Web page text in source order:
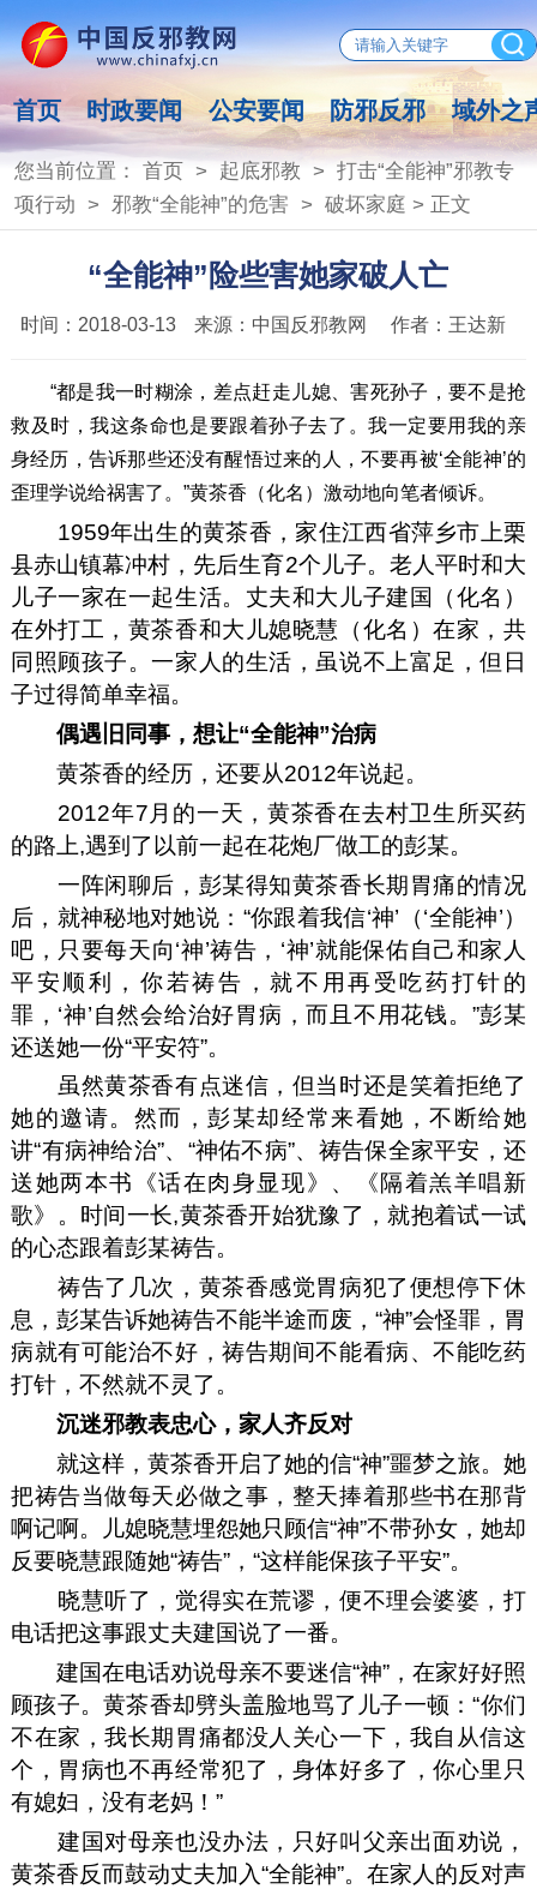
首页 时政要闻 公安要闻 防邪反邪 域外之
您当前位置： 首页> 起底邪教 > 打击“全能神”邪教专
项行动 > 邪教“全能神”的危害 > 破坏家庭 > 正文
“全能神”险些害她家破人亡
时间： 2018-03-13 来源： 中国反邪教网 作者： 王达新
“都是我一时糊涂，差点赶走儿媳、害死孙子，要不是抢
救及时，我这条命也是要跟着孙子去了。我一定要用我的亲
身经历，告诉那些还没有醒悟过来的人，不要再被‘全能神’的
歪理学说给祸害了。”黄茶香（化名）激动地向笔者倾诉。
1959年出生的黄茶香，家住江西省萍乡市上栗
县赤山镇幕冲村，先后生育2个儿子。老人平时和大
儿子一家在一起生活。丈夫和大儿子建国（化名）
在外打工，黄茶香和大儿媳晓慧（化名）在家，共
同照顾孩子。一家人的生活，虽说不上富足，但日
子过得简单幸福。
偶遇旧同事，想让“全能神”治病
黄茶香的经历，还要从2012年说起。
2012年7月的一天，黄茶香在去村卫生所买药
的路上,遇到了以前一起在花炮厂做工的彭某。
一阵闲聊后，彭某得知黄茶香长期胃痛的情况
后，就神秘地对她说：“你跟着我信‘神’（‘全能神’）
吧，只要每天向‘神’祷告，‘神’就能保佑自己和家人
平安顺利，你若祷告，就不用再受吃药打针的
罪，‘神’自然会给治好胃病，而且不用花钱。”彭某
还送她一份“平安符”。
虽然黄茶香有点迷信，但当时还是笑着拒绝了
她的邀请。然而，彭某却经常来看她，不断给她
讲“有病神给治”、“神佑不病”、祷告保全家平安，还
送她两本书《话在肉身显现》、《隔着羔羊唱新
歌》。时间一长,黄茶香开始犹豫了，就抱着试一试
的心态跟着彭某祷告。
祷告了几次，黄茶香感觉胃病犯了便想停下休
息，彭某告诉她祷告不能半途而废，“神”会怪罪，胃
病就有可能治不好，祷告期间不能看病、不能吃药
打针，不然就不灵了。
沉迷邪教表忠心，家人齐反对
就这样，黄茶香开启了她的信“神”噩梦之旅。她
把祷告当做每天必做之事，整天捧着那些书在那背
啊记啊。儿媳晓慧埋怨她只顾信“神”不带孙女，她却
反要晓慧跟随她“祷告”，“这样能保孩子平安”。
晓慧听了，觉得实在荒谬，便不理会婆婆，打
电话把这事跟丈夫建国说了一番。
建国在电话劝说母亲不要迷信“神”，在家好好照
顾孩子。黄茶香却劈头盖脸地骂了儿子一顿：“你们
不在家，我长期胃痛都没人关心一下，我自从信这
个，胃病也不再经常犯了，身体好多了，你心里只
有媳妇，没有老妈！”
建国对母亲也没办法，只好叫父亲出面劝说，
黄茶香反而鼓动丈夫加入“全能神”。在家人的反对声